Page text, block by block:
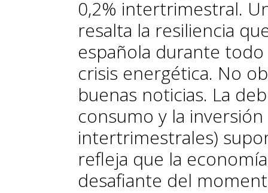
0,2% intertrimestral.
resalta la resiliencia
española durante
crisis energética. No
buenas noticias. La
consumo y la
intertrimestrales)
refleja que la
desafiante del